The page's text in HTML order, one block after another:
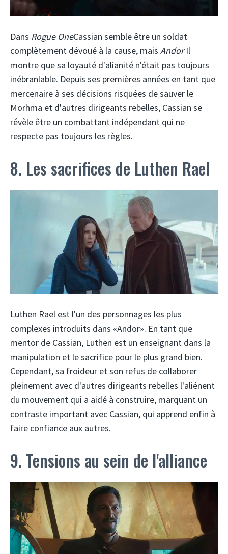
Dans Rogue OneCassian semble être un soldat
complètement dévoué à la cause, mais AndorIl
montre que sa loyauté d'alianité n'était pas toujours
inébranlable. Depuis ses premières années en tant que
mercenaire à ses décisions risquées de sauver le
Morhma et d'autres dirigeants rebelles, Cassian se
révèle être un combattant indépendant qui ne
respecte pas toujours les règles.
8. Les sacrifices de Luthen Rael
Luthen Rael est l'un des personnages les plus
complexes introduits dans «Andor». En tant que
mentor de Cassian, Luthen est un enseignant dans la
manipulation et le sacrifice pour le plus grand bien.
Cependant, sa froideur et son refus de collaborer
pleinement avec d'autres dirigeants rebelles l'aliénent
du mouvement qui a aidé à construire, marquant un
contraste important avec Cassian, qui apprend enfin à
faire confiance aux autres.
9. Tensions au sein de l'alliance